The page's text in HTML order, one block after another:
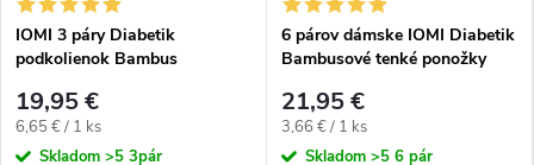
IOMI 3 páry Diabetik
podkolienok Bambus
Fialové
19,95 €
Jednotková
cena:
6,65 € / 1 ks
Skladom >5 3pár
6 párov dámske IOMI Diabetik
Bambusové tenké ponožky
21,95 €
Jednotková
cena:
3,66 € / 1 ks
Skladom >5 6 pár